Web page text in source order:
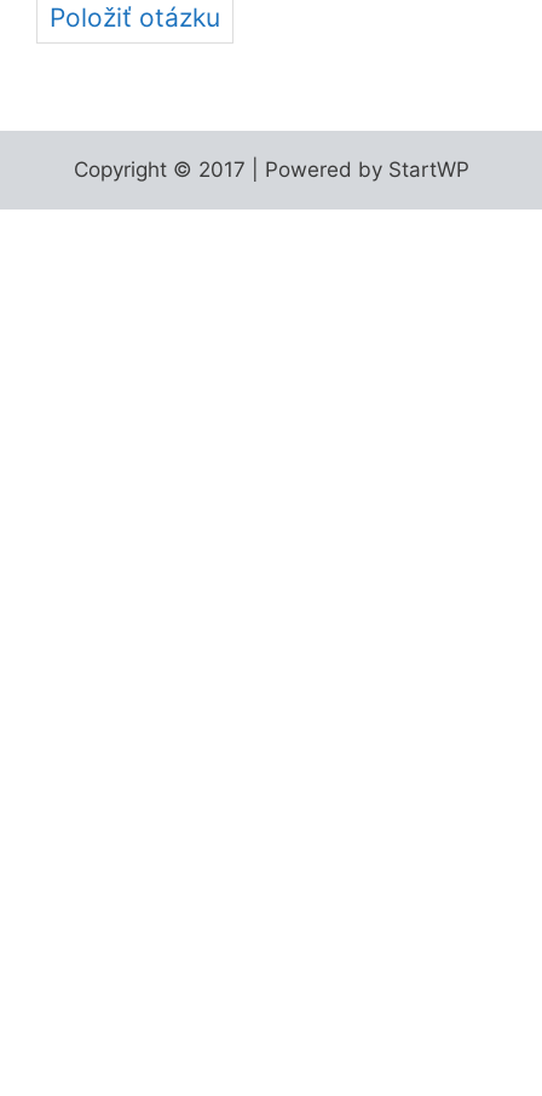
Položiť otázku
Copyright © 2017 | Powered by StartWP